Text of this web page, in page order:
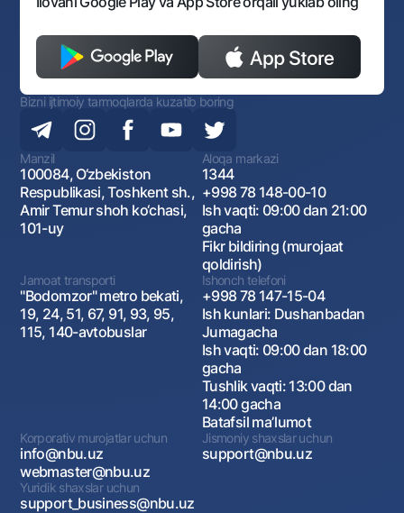
Bizni ijtimoiy tarmoqlarda kuzatib boring
Manzil
100084, O‘zbekiston
Respublikasi, Toshkent sh.,
Amir Temur shoh ko‘chasi,
101-uy
Aloqa markazi
1344
+998 78 148-00-10
Ish vaqti: 09:00 dan 21:00
gacha
Fikr bildiring (murojaat
qoldirish)
Jamoat transporti
"Bodomzor" metro bekati,
19, 24, 51, 67, 91, 93, 95,
115, 140-avtobuslar
Ishonch telefoni
+998 78 147-15-04
Ish kunlari: Dushanbadan
Jumagacha
Ish vaqti: 09:00 dan 18:00
gacha
Tushlik vaqti: 13:00 dan
14:00 gacha
Batafsil maʼlumot
Korporativ murojatlar uchun
info@nbu.uz
webmaster@nbu.uz
Jismoniy shaxslar uchun
support@nbu.uz
Yuridik shaxslar uchun
support_business@nbu.uz